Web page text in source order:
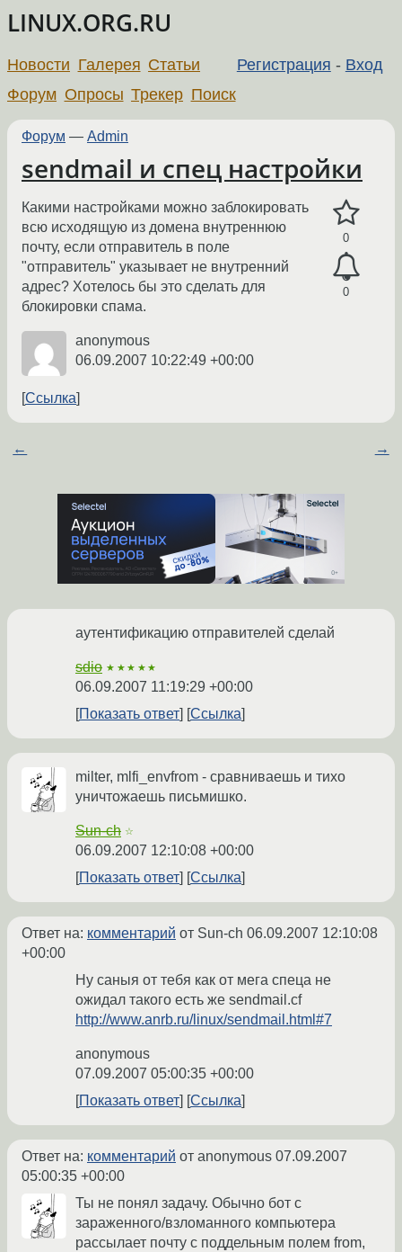
LINUX.ORG.RU
Регистрация - Вход
Новости Галерея Статьи
Форум Опросы Трекер Поиск
Форум — Admin
sendmail и спец настройки
0
0
Какими настройками можно заблокировать
всю исходящую из домена внутреннюю
почту, если отправитель в поле
"отправитель" указывает не внутренний
адрес? Хотелось бы это сделать для
блокировки спама.
anonymous
06.09.2007 10:22:49 +00:00
Ссылка
← →
аутентификацию отправителей сделай
sdio ★★★★★
06.09.2007 11:19:29 +00:00
Показать ответ
Ссылка
milter, mlfi_envfrom - сравниваешь и тихо
уничтожаешь письмишко.
Sun-ch ☆
06.09.2007 12:10:08 +00:00
Показать ответ
Ссылка
Ответ на: комментарий от Sun-ch 06.09.2007 12:10:08
+00:00
Ну саныя от тебя как от мега спеца не
ожидал такого есть же sendmail.cf
http://www.anrb.ru/linux/sendmail.html#7
anonymous
07.09.2007 05:00:35 +00:00
Показать ответ
Ссылка
Ответ на: комментарий от anonymous 07.09.2007
05:00:35 +00:00
Ты не понял задачу. Обычно бот с
зараженного/взломанного компьютера
рассылает почту с поддельным полем from,